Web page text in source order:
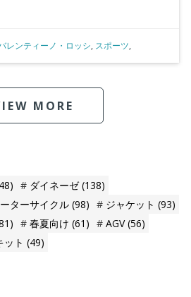
レンティーノ・ロッシ, スポーツ,
MORE
ダイネーゼ(138)
ターサイクル (98) ジャケット (93)
春夏向け (61) AGV(56)
ット (49)